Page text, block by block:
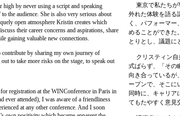
by never using a script and speaking
the audience. She is also very serious about
open atmosphere Kristin creates which
their career concerns and aspirations, share
gaining valuable new connections.
by sharing my own journey of
to take more risks on the stage, to speak out
registration at the WINConference in Paris in
ever attended), I was aware of a friendliness
at any other conference. And I soon
東京で私たちが
外れた体験を語る
く、パフォーマ
めることができた
とりとし、議題に
クリスティン
式ばらず、「その
向き合っているが
ープンで、そこに
同時に、キャリア
てもたやすく意見